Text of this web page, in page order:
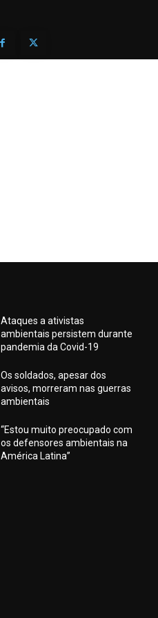
Ataques a ativistas
ambientais persistem durante
pandemia da Covid-19
Os soldados, apesar dos
avisos, morreram nas guerras
ambientais
“Estou muito preocupado com
os defensores ambientais na
América Latina”